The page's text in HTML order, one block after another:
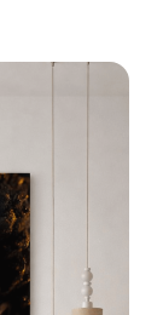
jadalnia lub
do salonu
ze
szklane do